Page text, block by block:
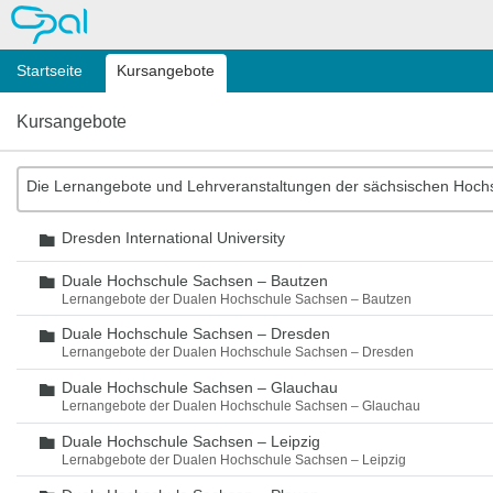
OPAL
Startseite Kursangebote
Kursangebote
Die Lernangebote und Lehrveranstaltungen der sächsischen
Ordner
Dresden International University
Ordner
Duale Hochschule Sachsen – Bautzen
Lernangebote der Dualen Hochschule Sachsen – Bautzen
Ordner
Duale Hochschule Sachsen – Dresden
Lernangebote der Dualen Hochschule Sachsen – Dresden
Ordner
Duale Hochschule Sachsen – Glauchau
Lernangebote der Dualen Hochschule Sachsen – Glauchau
Ordner
Duale Hochschule Sachsen – Leipzig
Lernabgebote der Dualen Hochschule Sachsen – Leipzig